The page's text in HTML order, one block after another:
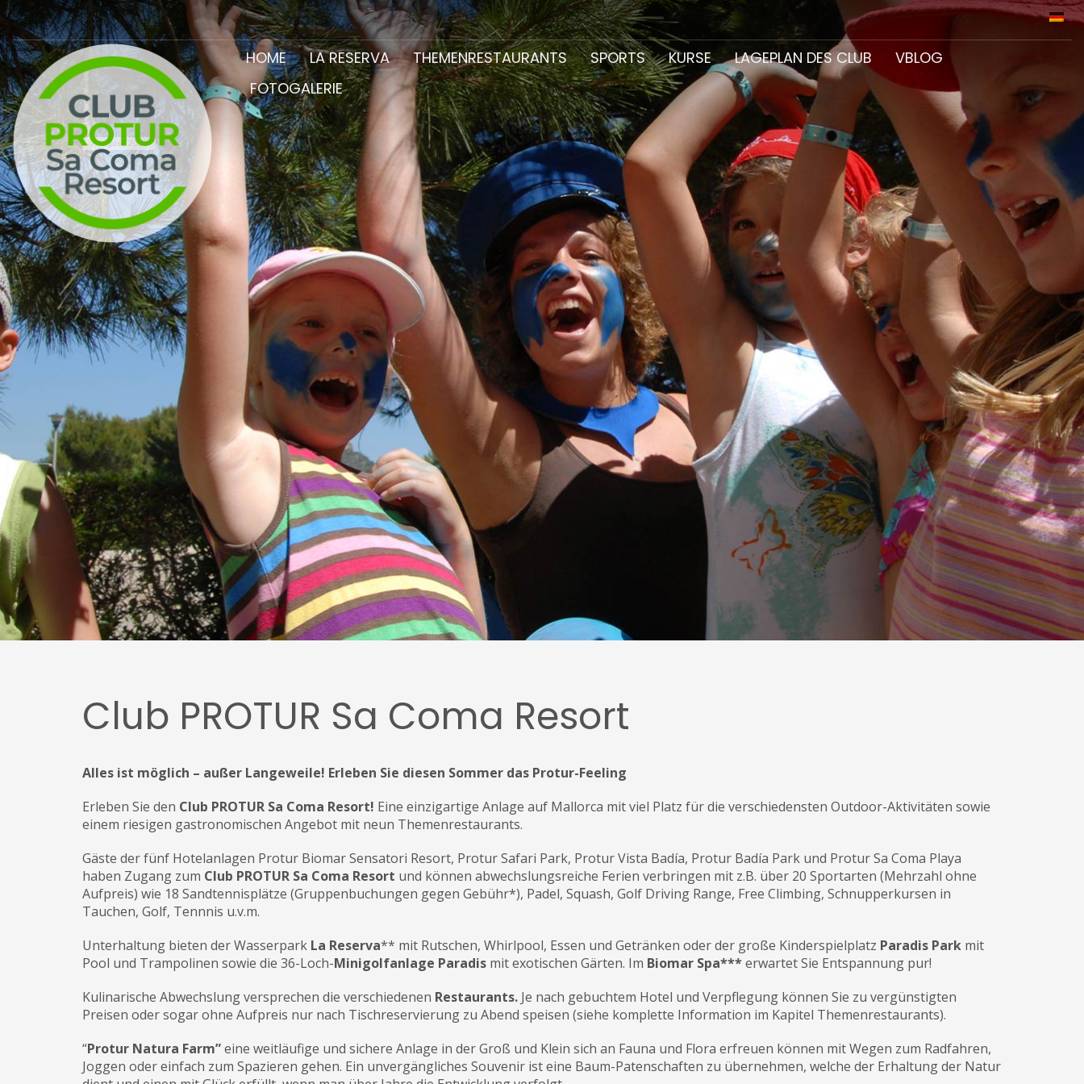
HOME LA RESERVA THEMENRESTAURANTS SPORTS KURSE LAGEPLAN DES CLUB
VBLOG
FOTOGALERIE
7 August, 2026
Club PROTUR Sa Coma Resort
Alles ist möglich – außer Langeweile! Erleben Sie diesen Sommer das Protur-Feeling
Erleben Sie den Club PROTUR Sa Coma Resort! Eine einzigartige Anlage auf Mallorca mit viel Platz für die verschiedensten Outdoor-Aktivitäten sowie
einem riesigen gastronomischen Angebot mit neun Themenrestaurants.
Gäste der fünf Hotelanlagen Protur Biomar Sensatori Resort, Protur Safari Park, Protur Vista Badía, Protur Badía Park und Protur Sa Coma Playa
haben Zugang zum Club PROTUR Sa Coma Resort und können abwechslungsreiche Ferien verbringen mit z.B. über 20 Sportarten (Mehrzahl ohne
Aufpreis) wie 18 Sandtennisplätze (Gruppenbuchungen gegen Gebühr*), Padel, Squash, Golf Driving Range, Free Climbing, Schnupperkursen in
Tauchen, Golf, Tennnis u.v.m.
Unterhaltung bieten der Wasserpark La Reserva** mit Rutschen, Whirlpool, Essen und Getränken oder der große Kinderspielplatz Paradis Park mit
Pool und Trampolinen sowie die 36-Loch-Minigolfanlage Paradis mit exotischen Gärten. Im Biomar Spa***erwartet Sie Entspannung pur!
Kulinarische Abwechslung versprechen die verschiedenen Restaurants. Je nach gebuchtem Hotel und Verpflegung können Sie zu vergünstigten
Preisen oder sogar ohne Aufpreis nur nach Tischreservierung zu Abend speisen (siehe komplette Information im Kapitel Themenrestaurants).
“Protur Natura Farm”eine weitläufige und sichere Anlage in der Groß und Klein sich an Fauna und Flora erfreuen können mit Wegen zum Radfahren,
Joggen oder einfach zum Spazieren gehen. Ein unvergängliches Souvenir ist eine Baum-Patenschaften zu übernehmen, welche der Erhaltung der Natur